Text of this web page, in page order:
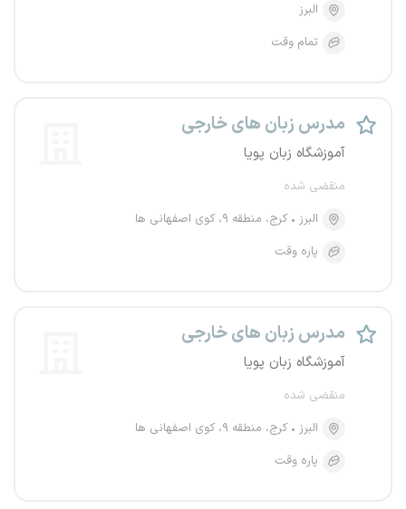
البرز
تمام وقت
مدرس زبان های خارجی
آموزشگاه زبان پویا
منقضی شده
البرز
کرج، منطقه ۹، کوی اصفهانی ها
پاره وقت
مدرس زبان های خارجی
آموزشگاه زبان پویا
منقضی شده
البرز
کرج، منطقه ۹، کوی اصفهانی ها
پاره وقت